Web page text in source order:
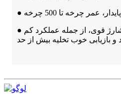
● عملکرد شارژ سریع و دشارژ قوی، از جمله عملکرد کم